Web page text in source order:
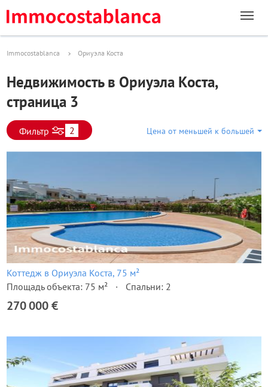
Immocostablanca Ориуэла Коста
Недвижимость в Ориуэла Коста,
страница 3
Фильтр 2 Цена от меньшей к большей
Коттедж в Ориуэла Коста, 75 м²
Площадь объекта: 75 м²
Спальни: 2
270 000 €